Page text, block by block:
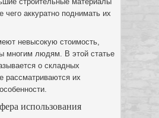
чего аккуратно поднимать их
невысокую стоимость,
многим людям. В этой статье
о складных
рассматриваются их
использования